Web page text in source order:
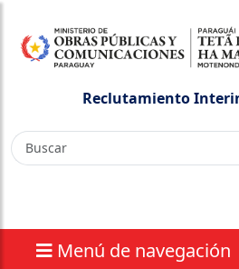
Reclutamiento
Menú de navegación